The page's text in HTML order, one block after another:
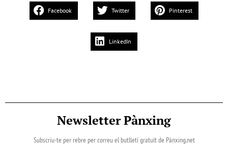
Facebook Twitter Pinterest
LinkedIn
Newsletter Pànxing
Subscriu-te per rebre per correu el butlletí gratuït de Pànxing.net​